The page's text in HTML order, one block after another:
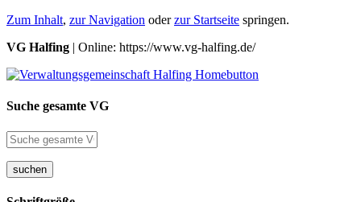
Zum Inhalt, zur Navigation oderzur Startseite springen.
VG Halfing | Online: https://www.vg-halfing.de/
Suche gesamte VG
suchen